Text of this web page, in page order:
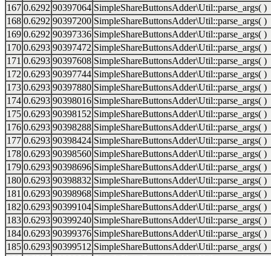
167 0.6292 90397064 SimpleShareButtonsAdder\Util::parse_args( )
168 0.6292 90397200 SimpleShareButtonsAdder\Util::parse_args( )
169 0.6292 90397336 SimpleShareButtonsAdder\Util::parse_args( )
170 0.6293 90397472 SimpleShareButtonsAdder\Util::parse_args( )
171 0.6293 90397608 SimpleShareButtonsAdder\Util::parse_args( )
172 0.6293 90397744 SimpleShareButtonsAdder\Util::parse_args( )
173 0.6293 90397880 SimpleShareButtonsAdder\Util::parse_args( )
174 0.6293 90398016 SimpleShareButtonsAdder\Util::parse_args( )
175 0.6293 90398152 SimpleShareButtonsAdder\Util::parse_args( )
176 0.6293 90398288 SimpleShareButtonsAdder\Util::parse_args( )
177 0.6293 90398424 SimpleShareButtonsAdder\Util::parse_args( )
178 0.6293 90398560 SimpleShareButtonsAdder\Util::parse_args( )
179 0.6293 90398696 SimpleShareButtonsAdder\Util::parse_args( )
180 0.6293 90398832 SimpleShareButtonsAdder\Util::parse_args( )
181 0.6293 90398968 SimpleShareButtonsAdder\Util::parse_args( )
182 0.6293 90399104 SimpleShareButtonsAdder\Util::parse_args( )
183 0.6293 90399240 SimpleShareButtonsAdder\Util::parse_args( )
184 0.6293 90399376 SimpleShareButtonsAdder\Util::parse_args( )
185 0.6293 90399512 SimpleShareButtonsAdder\Util::parse_args( )